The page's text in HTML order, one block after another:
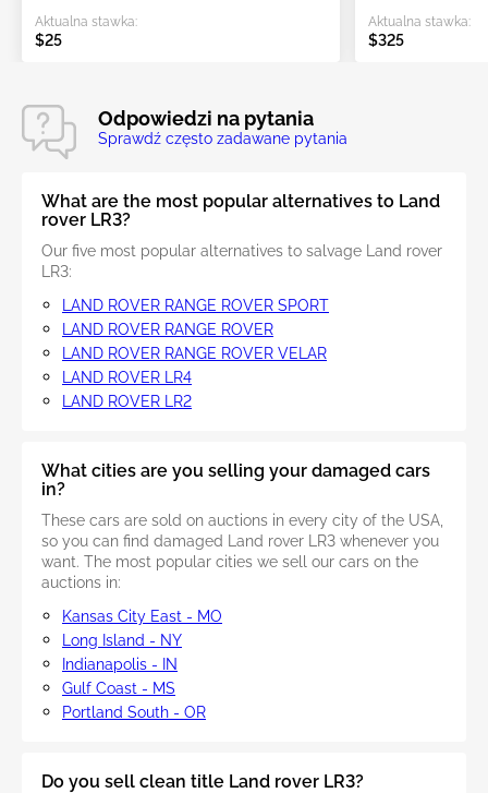
Aktualna stawka:
$25
Aktualna stawka:
$325
Odpowiedzi na pytania
Sprawdź często zadawane pytania
What are the most popular alternatives to Land
rover LR3?
Our five most popular alternatives to salvage Land rover
LR3:
LAND ROVER RANGE ROVER SPORT
LAND ROVER RANGE ROVER
LAND ROVER RANGE ROVER VELAR
LAND ROVER LR4
LAND ROVER LR2
What cities are you selling your damaged cars
in?
These cars are sold on auctions in every city of the USA,
so you can find damaged Land rover LR3 whenever you
want. The most popular cities we sell our cars on the
auctions in:
Kansas City East - MO
Long Island - NY
Indianapolis - IN
Gulf Coast - MS
Portland South - OR
Do you sell clean title Land rover LR3?